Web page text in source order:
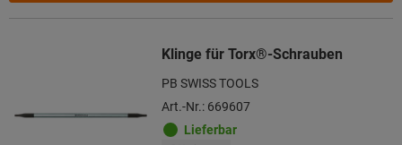
Klinge für Torx®-Schrauben
PB SWISS TOOLS
Art.-Nr.: 669607
Lieferbar